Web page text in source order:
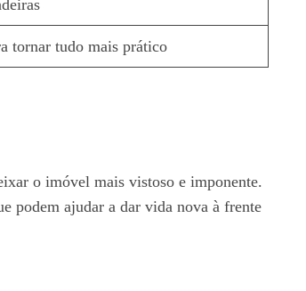
tornar tudo mais prático
o imóvel mais vistoso e imponente.
podem ajudar a dar vida nova à frente